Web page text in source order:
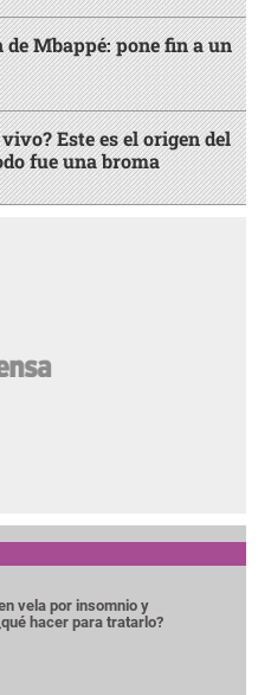
Mbappé: pone fin a un
Este es el origen del
fue una broma
vela por insomnio y
hacer para tratarlo?